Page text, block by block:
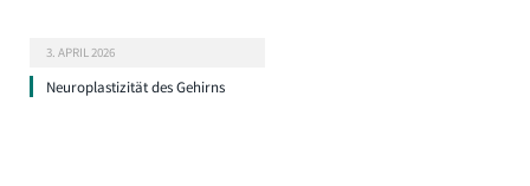
3. APRIL 2026
Neuroplastizität des Gehirns